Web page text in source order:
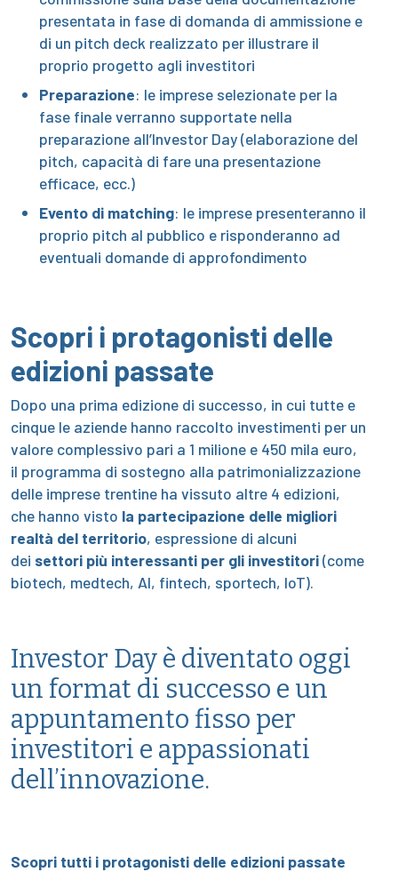
presentata in fase di domanda di ammissione e
di un pitch deck realizzato per illustrare il
proprio progetto agli investitori
Preparazione: le imprese selezionate per la
fase finale verranno supportate nella
preparazione all’Investor Day (elaborazione del
pitch, capacità di fare una presentazione
efficace, ecc.)
Evento di matching: le imprese presenteranno il
proprio pitch al pubblico e risponderanno ad
eventuali domande di approfondimento
Scopri i protagonisti delle
edizioni passate
Dopo una prima edizione di successo, in cui tutte e
cinque le aziende hanno raccolto investimenti per un
valore complessivo pari a 1 milione e 450 mila euro,
il programma di sostegno alla patrimonializzazione
delle imprese trentine ha vissuto altre 4 edizioni,
che hanno visto la partecipazione delle migliori
realtà del territorio, espressione di alcuni
dei settori più interessanti per gli investitori(come
biotech, medtech, AI, fintech, sportech, IoT).
Investor Day è diventato oggi
un format di successo e un
appuntamento fisso per
investitori e appassionati
dell’innovazione.
Scopri tutti i protagonisti delle edizioni passate